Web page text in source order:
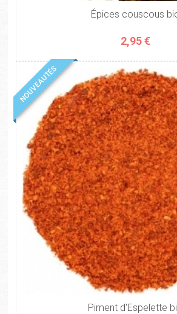
Épices couscous
2,95 €
NOUVEAUTÉS
Piment d'Espelette